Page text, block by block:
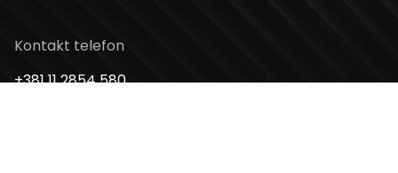
Kontakt telefon
+381 11 2854 580